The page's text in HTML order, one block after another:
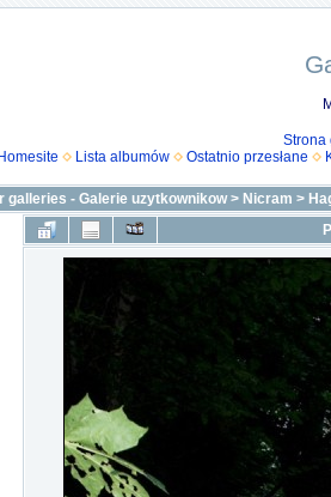
Strona
Homesite
Lista albumów Ostatnio przesłane
galleries - Galerie uzytkownikow> Nicram >